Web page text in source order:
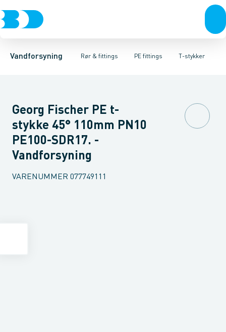
Vandforsyning Rør & fittings
Rør & fittingsKoblinger & anboringerMuffer, klemmer &
PE fittings
PE rørPE EL fittingsPE fittings Duktiljern fittingsT-stykker
Vinkler 90gr.Vinkler 60gr.Vinkler 45gr.Vinkler 30gr.Vinkler
Georg Fischer PE t-
stykke 45° 110mm PN10
PE100-SDR17. -
Vandforsyning
VARENUMMER 077749111